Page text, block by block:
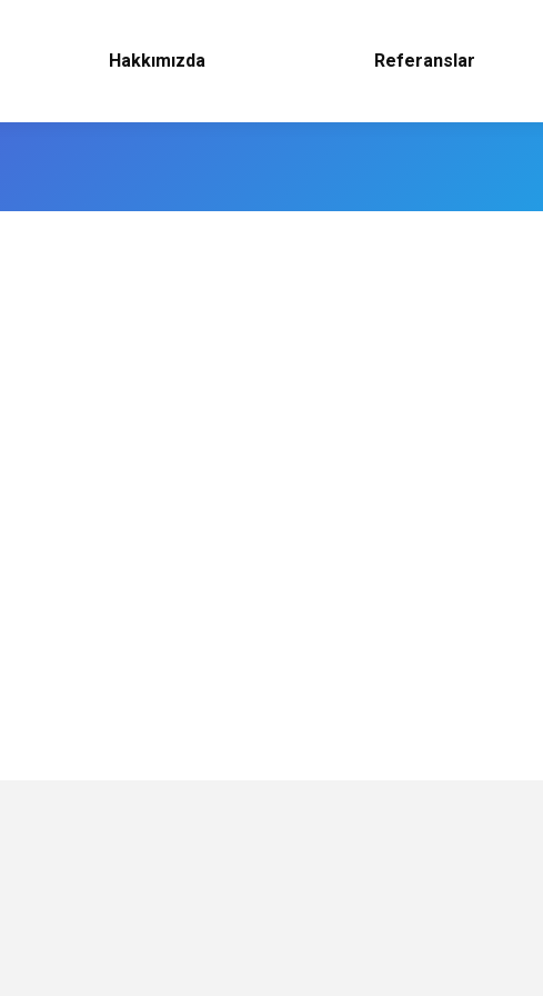
Hakkımızda Referanslar